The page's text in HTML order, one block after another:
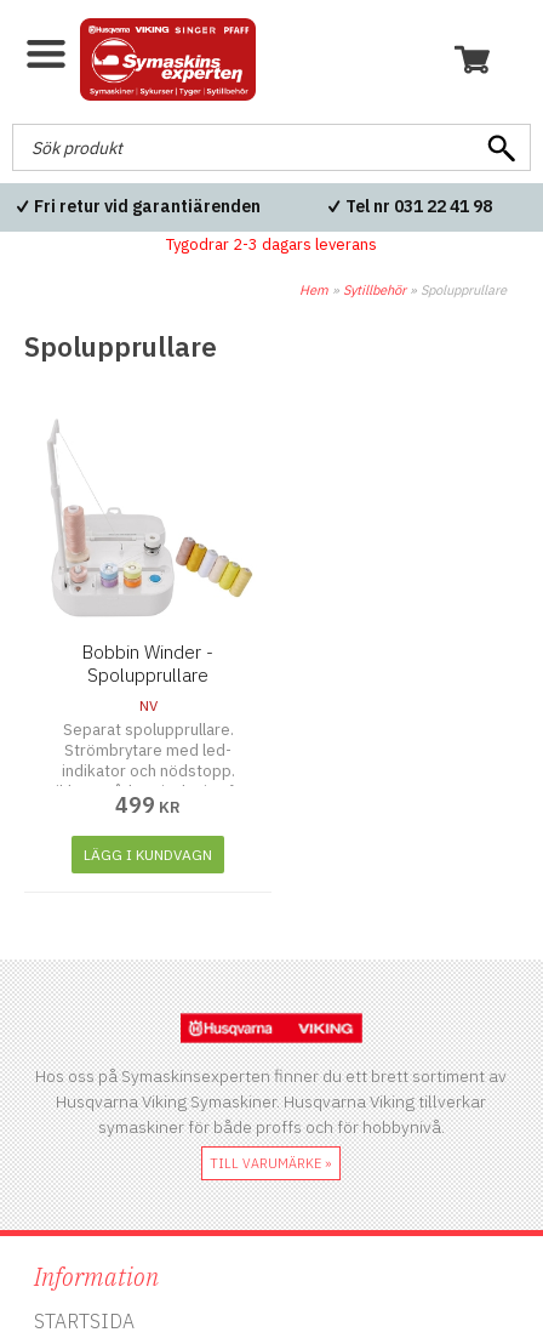
Fri retur vid garantiärenden Tel nr 031 22
Tygodrar 2-3 dagars leverans
Hem » Sytillbehör» Spolupprullare
Spolupprullare
Bobbin Winder -
Spolupprullare
NV
Separat spolupprullare.
Strömbrytare med led-
indikator och nödstopp.
Vikbart trådstativ design för
alla storlekar av trådrullar.
499 KR
LÄGG I KUNDVAGN
Hos oss på Symaskinsexperten finner du ett brett sortiment av
Husqvarna Viking Symaskiner. Husqvarna Viking tillverkar
symaskiner för både proffs och för hobbynivå.
TILL VARUMÄRKE »
Information
STARTSIDA